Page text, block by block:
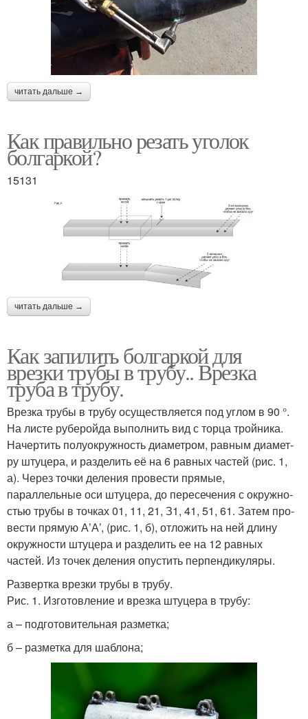
читать дальше →
Как правильно резать уголок
болгаркой?
15131
читать дальше →
Как запилить болгаркой для
врезки трубы в трубу.. Врезка
труба в трубу.
Врезка трубы в трубу осуществляется под углом в 90 °.
На листе руберойда выполнить вид с торца тройника.
Начертить полуокружность диаметром, равным диамет­
ру штуцера, и разделить её на 6 равных частей (рис. 1,
а). Через точки деления провести прямые,
параллельные оси штуцера, до пересечения с окружно­
стью трубы в точках 01, 11, 21, З1, 41, 51, 61. Затем про­
вести прямую А’А’, (рис. 1, б), отложить на ней дли­ну
окружности штуцера и разделить ее на 12 равных
частей. Из точек деления опустить перпендикуляры.
Развертка врезки трубы в трубу.
Рис. 1. Изготовление и врезка штуцера в трубу:
а – подготовительная разметка;
б – разметка для шаблона;